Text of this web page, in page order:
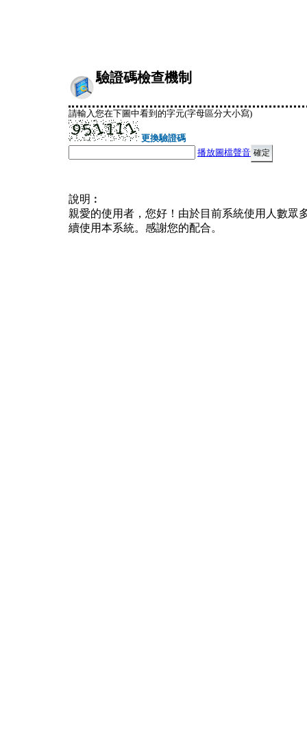
驗證碼檢查機制
請輸入您在下圖中看到的字元(字母區分大小寫)
更換驗證碼
播放圖檔聲音
說明︰
親愛的使用者，您好！由於目前系統使用人數眾
續使用本系統。感謝您的配合。